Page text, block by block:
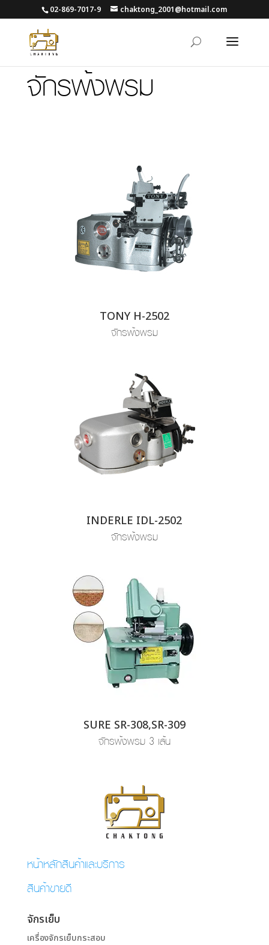
02-869-7017-9 chaktong_2001@hotmail.com
จักรพ้งพรม
TONY H-2502
จักรพ้งพรม
INDERLE IDL-2502
จักรพ้งพรม
SURE SR-308,SR-309
จักรพ้งพรม 3 เส้น
หน้าหลักสินค้าและบริการ
สินค้าขายดี
จักรเย็บ
เครื่องจักรเย็บกระสอบ